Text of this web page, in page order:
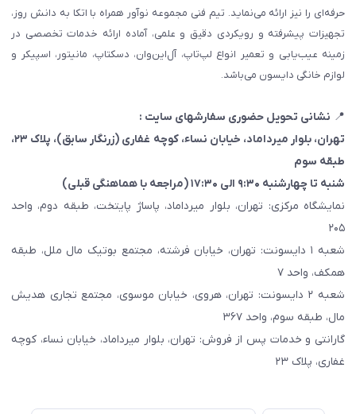
حرفه‌ای را نیز ارائه می‌نماید. تیم فنی مجموعه نوآور همراه با اتکا به دانش روز،
تجهیزات پیشرفته و رویکردی دقیق و علمی، آماده ارائه خدمات تخصصی در
زمینه عیب‌یابی و تعمیر انواع لپ‌تاپ، آل‌این‌وان، دسکتاپ، مانیتور، اسپیکر و
لوازم خانگی دایسون می‌باشد.
📍 نشانی تحویل حضوری سفارشهای سایت :
تهران، بلوار میرداماد، خیابان نساء، کوچه غفاری (زرنگار سابق)
، پلاک ۲۳،
طبقه سوم
شنبه تا چهارشنبه ۹:۳۰ الی ۱۷:۳۰ (مراجعه با هماهنگی قبلی)
نمایشگاه مرکزی: تهران، بلوار میرداماد، پاساژ پایتخت، طبقه دوم، واحد
۲۰۵
شعبه ۱ دایسونت: تهران، خیابان فرشته، مجتمع بوتیک مال ملل، طبقه
همکف، واحد ۷
شعبه ۲ دایسونت: تهران، هروی، خیابان موسوی، مجتمع تجاری هدیش
مال، طبقه سوم، واحد ۳۶۷
گارانتی و خدمات پس از فروش: تهران، بلوار میرداماد، خیابان نساء، کوچه
غفاری، پلاک ۲۳